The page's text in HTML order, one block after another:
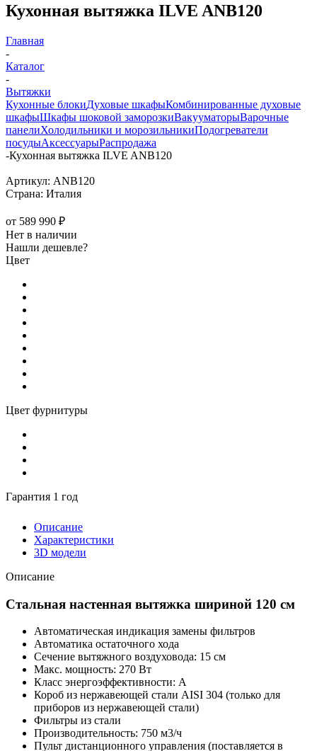
Кухонная вытяжка ILVE ANB120
Главная
-
Каталог
-
Вытяжки
Кухонные блокиДуховые шкафыКомбинированные духовые
шкафыШкафы шоковой заморозкиВакууматорыВарочные
панелиХолодильники и морозильникиПодогреватели
посудыАксессуарыРаспродажа
-Кухонная вытяжка ILVE ANB120
Артикул: ANB120
Страна: Италия
от 589 990 ₽
Нет в наличии
Нашли дешевле?
Цвет
Цвет фурнитуры
Гарантия 1 год
Описание
Характеристики
3D модели
Описание
Стальная настенная вытяжка шириной 120 см
Автоматическая индикация замены фильтров
Автоматика остаточного хода
Сечение вытяжного воздуховода: 15 см
Макс. мощность: 270 Вт
Класс энергоэффективности: А
Короб из нержавеющей стали AISI 304 (только для
приборов из нержавеющей стали)
Фильтры из стали
Производительность: 750 м3/ч
Пульт дистанционного управления (поставляется в